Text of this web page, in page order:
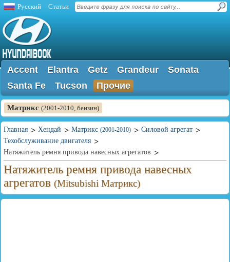
Русский Статьи
Accent Elantra Getz Grandeur
Sonata
Santa Fe
Tucson Прочие
Матрикс (2001-2010, бензин)
Главная Хендай Матрикс (2001-2010)
Силовой агрегат
Техобслуживание двигателя
Натяжитель ремня привода навесных агрегатов
Натяжитель ремня привода навесных
агрегатов (Mitsubishi Матрикс)